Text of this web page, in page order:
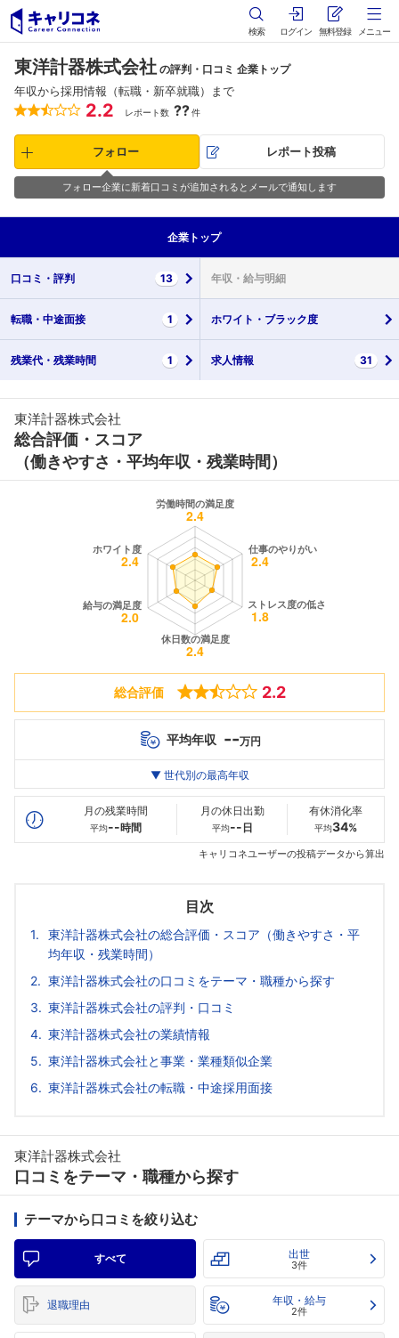
検索 ログイン 無料登録 メニュー
東洋計器株式会社 の評判・口コミ 企業トップ
年収から採用情報（転職・新卒就職）まで
2.2 レポート数 ??件
フォロー レポート投稿
フォロー企業に新着口コミが追加されるとメールで通知します
企業 トップ
口コミ・ 評判 13 年収・ 給与明細
転職・ 中途面接 1 ホワイト・ ブラック度
残業代・ 残業時間 1 求人情報 31
東洋計器株式会社
総合評価・スコア
（働きやすさ・平均年収・残業時間）
総合評価 2.2
平均年収 --万円
最高年収
20代
--万
30代
--万
--万
▼ 世代別の最高年収
月の残業時間
平均--時間
月の休日出勤
平均-- 日
有休消化率
平均34%
キャリコネユーザーの投稿データから算出
目次
東洋計器株式会社の総合評価・スコア（働きやすさ・平
均年収・残業時間）
東洋計器株式会社の口コミをテーマ・職種から探す
東洋計器株式会社の評判・口コミ
東洋計器株式会社の業績情報
東洋計器株式会社と事業・業種類似企業
東洋計器株式会社の転職・中途採用面接
東洋計器株式会社
口コミをテーマ・職種から探す
テーマから口コミを絞り込む
すべて 出世
3件
退職理由 年収・給与
2件